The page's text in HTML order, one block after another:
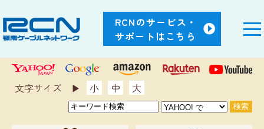
RCNのサービス・
サポートはこちら
文字サイズ ▶︎ 小 中 大